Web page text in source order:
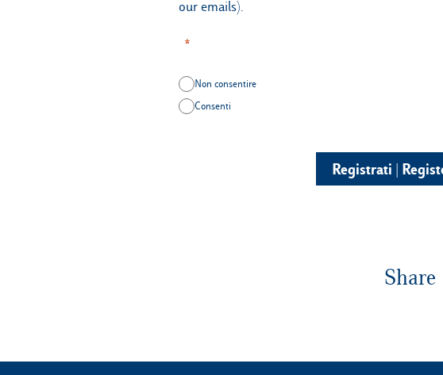
our emails).
Non consentire
Consenti
Registrati |
Share